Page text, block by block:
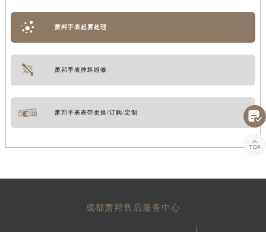
萧邦手表起雾处理
萧邦手表摔坏维修
萧邦手表表带更换/订购/定制
成都萧邦售后服务中心

